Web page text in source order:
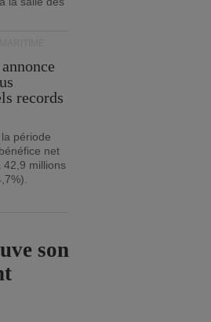
records
période
net
42,9 millions
son